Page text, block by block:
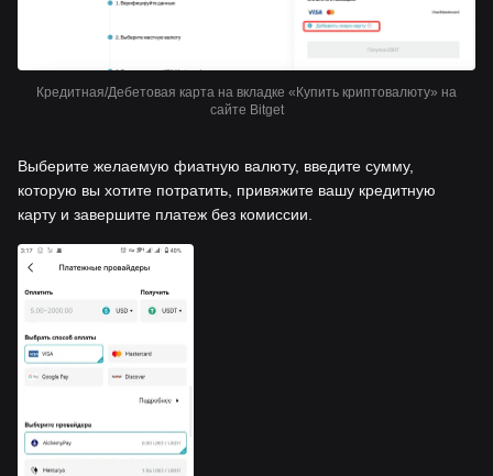
Кредитная/Дебетовая карта на вкладке «Купить криптовалюту» на
сайте Bitget
Выберите желаемую фиатную валюту, введите сумму,
которую вы хотите потратить, привяжите вашу кредитную
карту и завершите платеж без комиссии.